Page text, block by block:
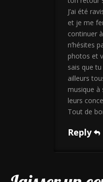
J’ai été
et je me
continuer
n’hésites
photos et
sais que tu
ailleurs
musique à
leurs
Tout de
Reply